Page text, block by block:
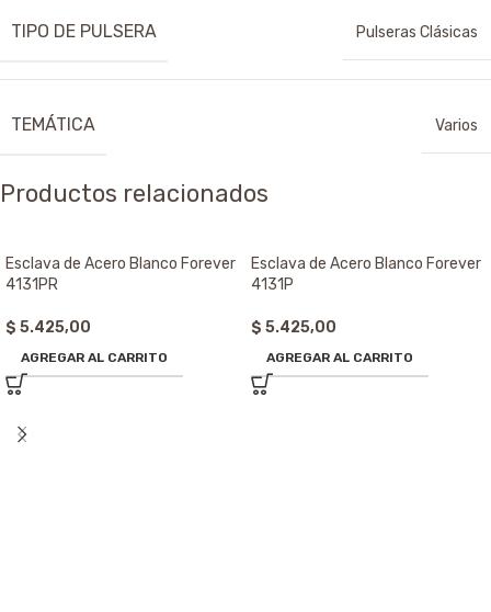
TIPO DE PULSERA Pulseras Clásicas
TEMÁTICA Varios
Productos relacionados
Esclava de Acero Blanco Forever
4131PR
$ 5.425,00
AGREGAR AL CARRITO
Esclava de Acero Blanco Forever
4131P
$ 5.425,00
AGREGAR AL CARRITO